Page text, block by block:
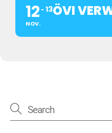
12
NOV.
13ÖVI